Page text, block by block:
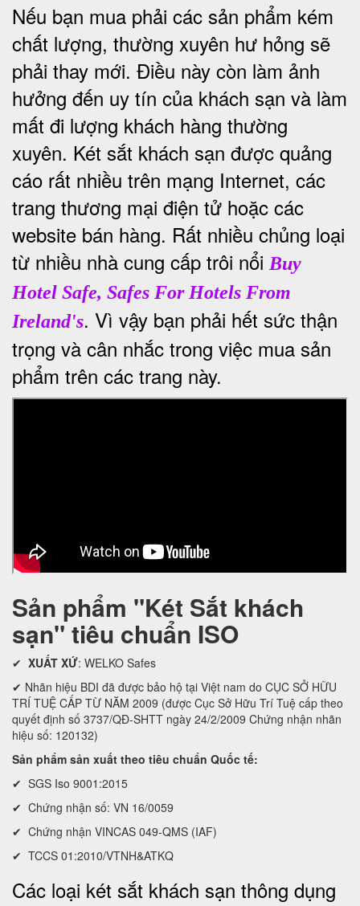
Nếu bạn mua phải các sản phẩm kém
chất lượng, thường xuyên hư hỏng sẽ
phải thay mới. Điều này còn làm ảnh
hưởng đến uy tín của khách sạn và làm
mất đi lượng khách hàng thường
xuyên. Két sắt khách sạn được quảng
cáo rất nhiều trên mạng Internet, các
trang thương mại điện tử hoặc các
website bán hàng. Rất nhiều chủng loại
từ nhiều nhà cung cấp trôi nổi Buy
Hotel Safe, Safes For Hotels From
Ireland's. Vì vậy bạn phải hết sức thận
trọng và cân nhắc trong việc mua sản
phẩm trên các trang này.
Sản phẩm "Két Sắt khách
sạn" tiêu chuẩn ISO
✔ XUẤT XỨ: WELKO Safes
✔ Nhãn hiệu BDI đã được bảo hộ tại Việt nam do CỤC SỞ HỮU
TRÍ TUỆ CẤP TỪ NĂM 2009 (được Cục Sở Hữu Trí Tuệ cấp theo
quyết định số 3737/QĐ-SHTT ngày 24/2/2009 Chứng nhận nhãn
hiệu số: 120132)
Sản phẩm sản xuất theo tiêu chuẩn Quốc tế:
✔ SGS Iso 9001:2015
✔ Chứng nhận số: VN 16/0059
✔ Chứng nhận VINCAS 049-QMS (IAF)
✔ TCCS 01:2010/VTNH&ATKQ
Các loại két sắt khách sạn thông dụng